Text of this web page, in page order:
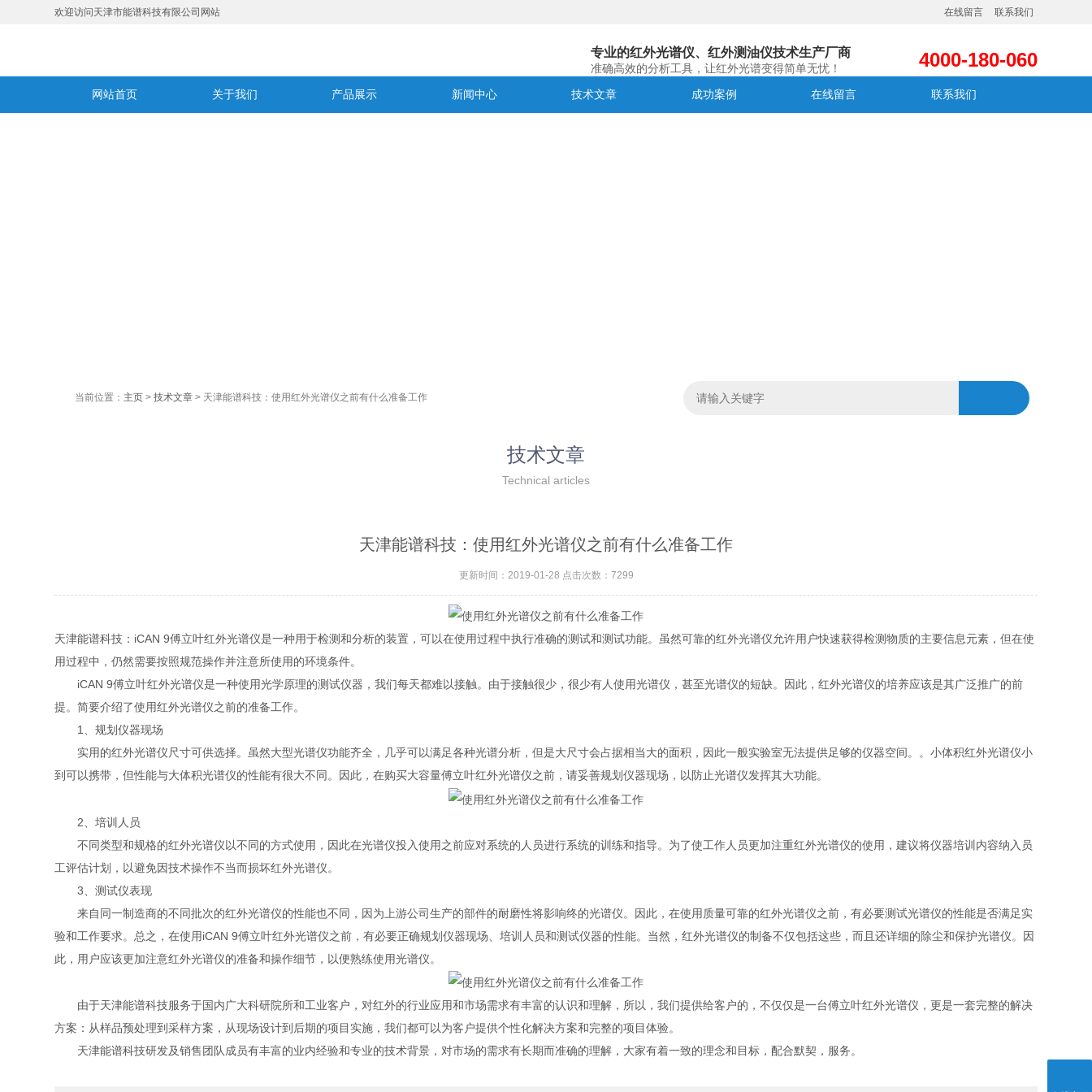
欢迎访问天津市能谱科技有限公司网站 在线留言 联系我们
4000-180-060
专业的红外光谱仪、红外测油仪技术生产厂商
准确高效的分析工具，让红外光谱变得简单无忧！
网站首页
关于我们 产品展示 新闻中心 技术文章 成功案例 在线留言 联系我们
当前位置： 主页 >技术文章 > 天津能谱科技：使用红外光谱仪之前有什么准备工作
技术文章
Technical articles
天津能谱科技：使用红外光谱仪之前有什么准备工作
更新时间：2019-01-28 点击次数：7299
天津能谱科技：iCAN 9傅立叶红外光谱仪是一种用于检测和分析的装置，可以在使用过程中执行准确的测试和测试功能。虽然可靠的红外光谱仪允许用户快速获得检测物质的主要信息元素，但在使
用过程中，仍然需要按照规范操作并注意所使用的环境条件。
iCAN 9傅立叶红外光谱仪是一种使用光学原理的测试仪器，我们每天都难以接触。由于接触很少，很少有人使用光谱仪，甚至光谱仪的短缺。因此，红外光谱仪的培养应该是其广泛推广的前
提。简要介绍了使用红外光谱仪之前的准备工作。
1、规划仪器现场
实用的红外光谱仪尺寸可供选择。虽然大型光谱仪功能齐全，几乎可以满足各种光谱分析，但是大尺寸会占据相当大的面积，因此一般实验室无法提供足够的仪器空间。。小体积红外光谱仪小
到可以携带，但性能与大体积光谱仪的性能有很大不同。因此，在购买大容量傅立叶红外光谱仪之前，请妥善规划仪器现场，以防止光谱仪发挥其大功能。
2、培训人员
不同类型和规格的红外光谱仪以不同的方式使用，因此在光谱仪投入使用之前应对系统的人员进行系统的训练和指导。为了使工作人员更加注重红外光谱仪的使用，建议将仪器培训内容纳入员
工评估计划，以避免因技术操作不当而损坏红外光谱仪。
3、测试仪表现
来自同一制造商的不同批次的红外光谱仪的性能也不同，因为上游公司生产的部件的耐磨性将影响终的光谱仪。因此，在使用质量可靠的红外光谱仪之前，有必要测试光谱仪的性能是否满足实
验和工作要求。总之，在使用iCAN 9傅立叶红外光谱仪之前，有必要正确规划仪器现场、培训人员和测试仪器的性能。当然，红外光谱仪的制备不仅包括这些，而且还详细的除尘和保护光谱仪。因
此，用户应该更加注意红外光谱仪的准备和操作细节，以便熟练使用光谱仪。
由于天津能谱科技服务于国内广大科研院所和工业客户，对红外的行业应用和市场需求有丰富的认识和理解，所以，我们提供给客户的，不仅仅是一台傅立叶红外光谱仪，更是一套完整的解决
方案：从样品预处理到采样方案，从现场设计到后期的项目实施，我们都可以为客户提供个性化解决方案和完整的项目体验。
天津能谱科技研发及销售团队成员有丰富的业内经验和专业的技术背景，对市场的需求有长期而准确的理解，大家有着一致的理念和目标，配合默契，服务。